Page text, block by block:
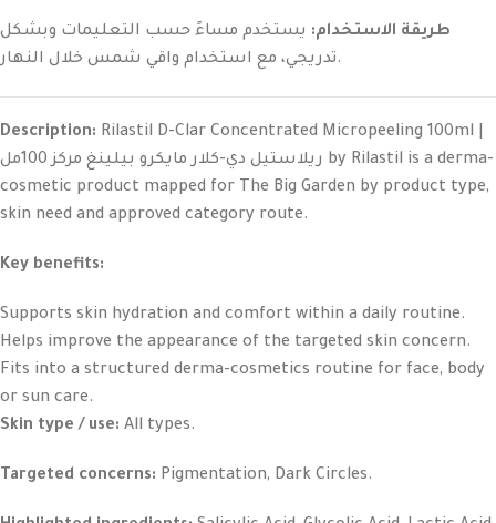
طريقة الاستخدام: يستخدم مساءً حسب التعليمات وبشكل
تدريجي، مع استخدام واقي شمس خلال النهار.
Description: Rilastil D-Clar Concentrated Micropeeling 100ml |
ريلاستيل دي-كلار مايكرو بيلينغ مركز 100مل by Rilastil is a derma-
cosmetic product mapped for The Big Garden by product type,
skin need and approved category route.
Key benefits:
Supports skin hydration and comfort within a daily routine.
Helps improve the appearance of the targeted skin concern.
Fits into a structured derma-cosmetics routine for face, body
or sun care.
Skin type / use: All types.
Targeted concerns: Pigmentation, Dark Circles.